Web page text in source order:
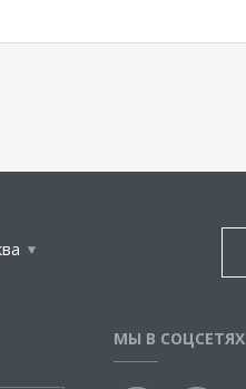
МЫ В СОЦСЕТЯХ